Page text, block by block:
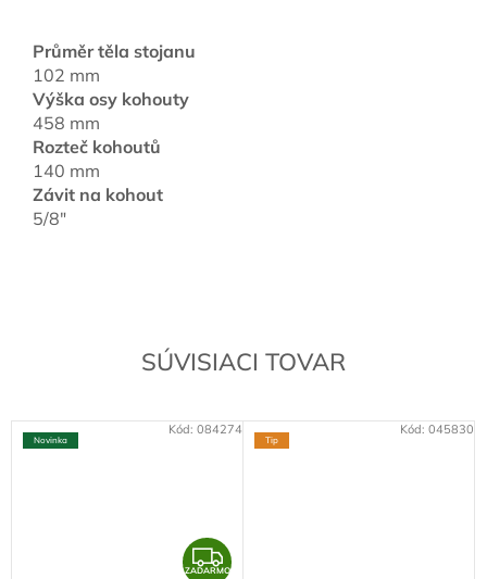
SÚVISIACI TOVAR
Novinka
Z
ZADARMO
Kód: 084274
Tip
Kód: 045830
Průměr těla stojanu
102 mm
Výška osy kohouty
458 mm
Rozteč kohoutů
140 mm
Závit na kohout
5/8"